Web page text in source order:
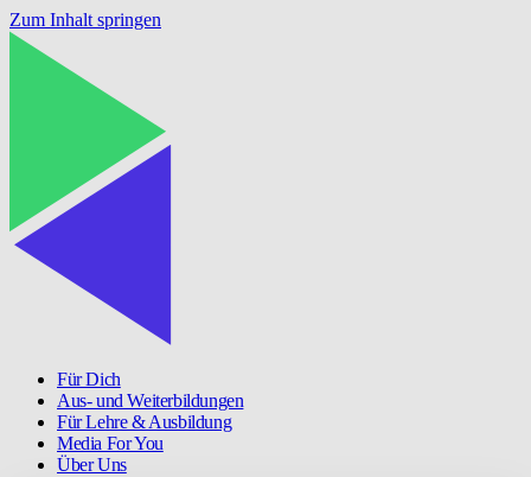
Zum Inhalt springen
Für Dich
Aus- und Weiterbildungen
Für Lehre & Ausbildung
Media For You
Über Uns